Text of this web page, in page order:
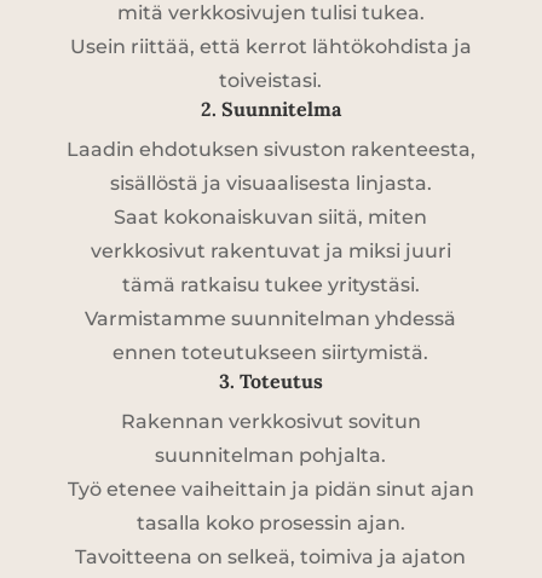
mitä verkkosivujen tulisi tukea.
Usein riittää, että kerrot lähtökohdista ja
toiveistasi.
2. Suunnitelma
Laadin ehdotuksen sivuston rakenteesta,
sisällöstä ja visuaalisesta linjasta.
Saat kokonaiskuvan siitä, miten
verkkosivut rakentuvat ja miksi juuri
tämä ratkaisu tukee yritystäsi.
Varmistamme suunnitelman yhdessä
ennen toteutukseen siirtymistä.
3. Toteutus
Rakennan verkkosivut sovitun
suunnitelman pohjalta.
Työ etenee vaiheittain ja pidän sinut ajan
tasalla koko prosessin ajan.
Tavoitteena on selkeä, toimiva ja ajaton